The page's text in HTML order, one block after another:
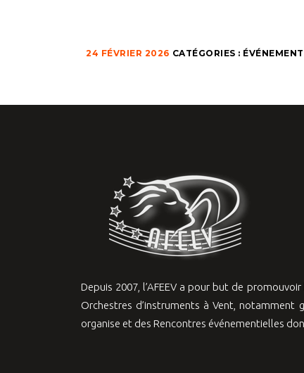
24 FÉVRIER 2026 CATÉGORIES :
Depuis 2007, l’AFEEV a pour but de
Orchestres d’instruments à Vent, notamment
organise et des Rencontres événementielles